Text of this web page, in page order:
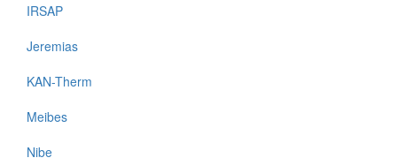
IRSAP
Jeremias
KAN-Therm
Meibes
Nibe